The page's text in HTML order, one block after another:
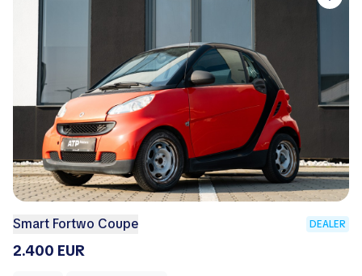
Smart Fortwo Coupe DEALER
2.400 EUR